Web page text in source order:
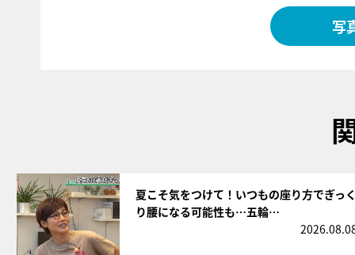
写
夏こそ気をつけて！いつもの座り方でぎっ
り腰になる可能性も…五輪…